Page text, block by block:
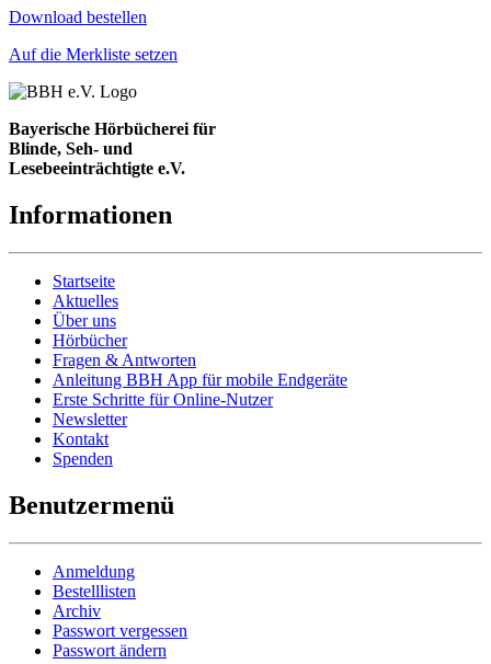
Download bestellen
Auf die Merkliste setzen
Bayerische Hörbücherei für
Blinde, Seh- und
Lesebeeinträchtigte e.V.
Informationen
Startseite
Aktuelles
Über uns
Hörbücher
Fragen & Antworten
Anleitung BBH App für mobile Endgeräte
Erste Schritte für Online-Nutzer
Newsletter
Kontakt
Spenden
Benutzermenü
Anmeldung
Bestelllisten
Archiv
Passwort vergessen
Passwort ändern